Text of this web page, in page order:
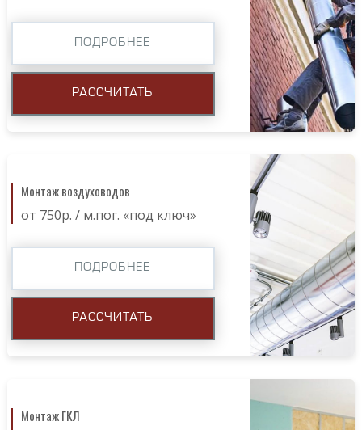
ПОДРОБНЕЕ
РАССЧИТАТЬ
Монтаж воздуховодов
от 750р. / м.пог. «под ключ»
ПОДРОБНЕЕ
РАССЧИТАТЬ
Монтаж ГКЛ